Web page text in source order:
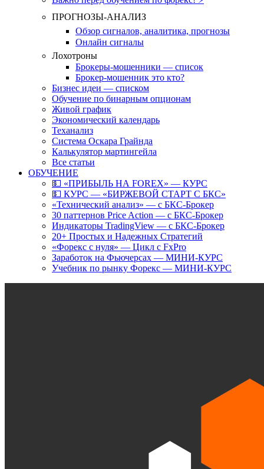
ПРОГНОЗЫ-АНАЛИЗ
Обзор сигналов, аналитика, прогнозы
Онлайн сигналы
Лохотроны
Брокеры-мошенники — список
Брокер-мошенник это кто?
Бизнес идеи — списком
Обучение по бинарным опционам
Живой график
Экономический календарь
Теханализ
Система Оскара Грайнда
Калькулятор мартингейла
Все статьи
ОБУЧЕНИЕ
💵 «ПРИБЫЛЬ НА FOREX» — КУРС
💵 КУРС — «БИРЖЕВОЙ СТАРТ С БКС»
«Технический анализ» — с БКС-Брокер
30 паттернов Price Action — с БКС-Брокер
Индикаторы TradingView — с БКС-Брокер
20+ Простых и Надежных Стратегий
«Форекс с нуля» — Цикл с FxPro
Заработок на Фьючерсах — МИНИ-КУРС
Учебник по рынку Форекс — МИНИ-КУРС